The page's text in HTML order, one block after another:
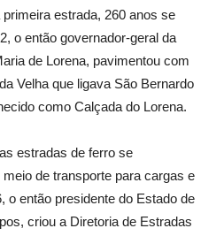
estrada, 260 anos se
o então governador-geral da
de Lorena, pavimentou com
Velha que ligava São Bernardo
como Calçada do Lorena.
estradas de ferro se
de transporte para cargas e
o então presidente do Estado de
criou a Diretoria de Estradas